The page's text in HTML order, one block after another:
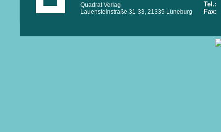
Quadrat Verlag
Lauensteinstraße 31-33, 21339 Lüneburg
Tel.:
Fax: